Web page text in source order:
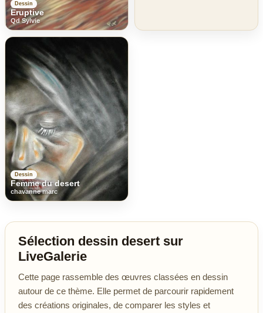
Dessin
Eruptive
Qd Sylvie
Dessin
Femme du desert
chavanne marc
Sélection dessin desert sur
LiveGalerie
Cette page rassemble des œuvres classées en dessin
autour de ce thème. Elle permet de parcourir rapidement
des créations originales, de comparer les styles et